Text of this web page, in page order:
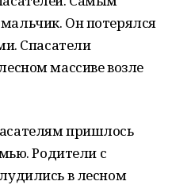
Он потерялся
Спасатели
массиве возле
пришлось
Родители с
в лесном